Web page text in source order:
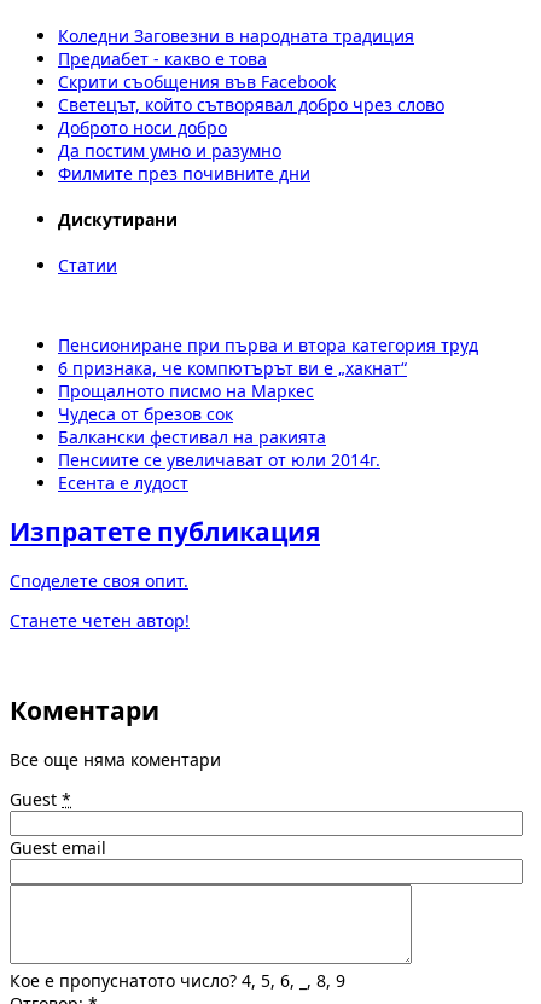
Коледни Заговезни в народната традиция
Предиабет - какво е това
Скрити съобщения във Facebook
Светецът, който сътворявал добро чрез слово
Доброто носи добро
Да постим умно и разумно
Филмите през почивните дни
Дискутирани
Статии
Пенсиониране при първа и втора категория труд
6 признака, че компютърът ви е „хакнат“
Прощалното писмо на Маркес
Чудеса от брезов сок
Балкански фестивал на ракията
Пенсиите се увеличават от юли 2014г.
Есента е лудост
Изпратете публикация
Споделете своя опит.
Станете четен автор!
Коментари
Все още няма коментари
Guest *
Guest email
Кое е пропуснатото число? 4, 5, 6, _, 8, 9